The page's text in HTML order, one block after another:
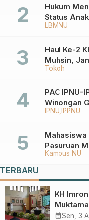
LBMNU
Hukum
Status
Tokoh
Haul Ke-2
Muhsin,
Meneladani
IPNU IPPNU
PAC IPNU-
Winongan
di MA
Kampus NU
Mahasiswa
Pasuruan
di
TERBARU
KH
calendar_monthSen, 3